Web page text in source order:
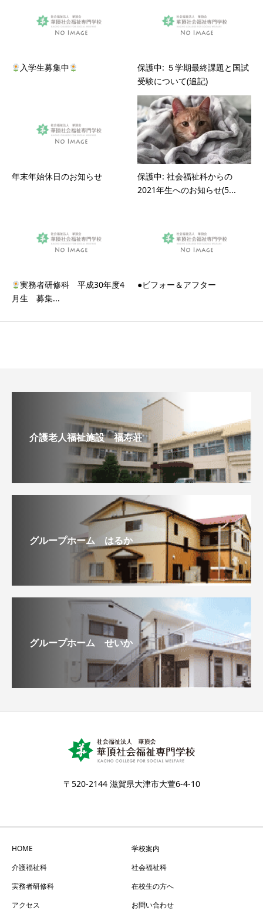
入学生募集中
保護中: ５学期最終課題と国試
受験について(追記)
年末年始休日のお知らせ
保護中: 社会福祉科からの
2021年生へのお知らせ(5...
実務者研修科 平成30年度4
月生 募集...
●ビフォー＆アフター
介護老人福祉施設 福寿荘
グループホーム はるか
グループホーム せいか
〒520-2144 滋賀県大津市大萱6-4-10
HOME
学校案内
介護福祉科
社会福祉科
実務者研修科
在校生の方へ
アクセス
お問い合わせ